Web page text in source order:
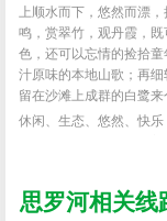
上顺水而下，悠然而漂
鸣，赏翠竹，观丹霞，
色，还可以忘情的捡拾
汁原味的本地山歌；再
留在沙滩上成群的白鹭来
休闲、生态、悠然、快
思罗河相关线